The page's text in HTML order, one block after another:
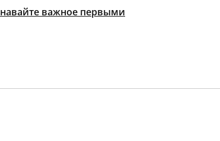
важное первыми